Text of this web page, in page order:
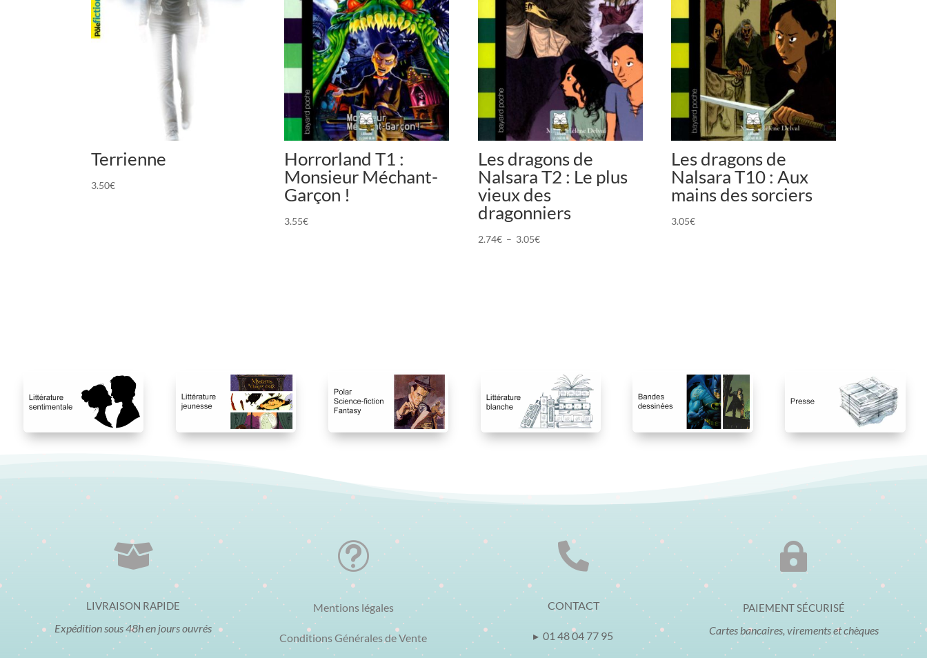
Terrienne
3.50€
Horrorland T1 :
Monsieur Méchant-
Garçon !
3.55€
Les dragons de
Nalsara T2 : Le plus
vieux des
dragonniers
2.74€ – 3.05€Plage
Les dragons de
Nalsara T10 : Aux
mains des sorciers
3.05€

LIVRAISON RAPIDE
Expédition sous 48h en jours ouvrés
t
Mentions légales
Conditions Générales de Vente

CONTACT
▸ 01 48 04 77 95

PAIEMENT SÉCURISÉ
Cartes bancaires, virements et chèques